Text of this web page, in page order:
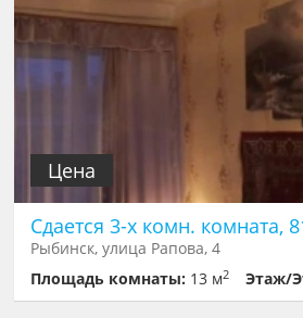
Цена
Сдается 3-х комн. комната,
Рыбинск, улица Рапова, 4
Площадь комнаты: 13 м2 Этаж/